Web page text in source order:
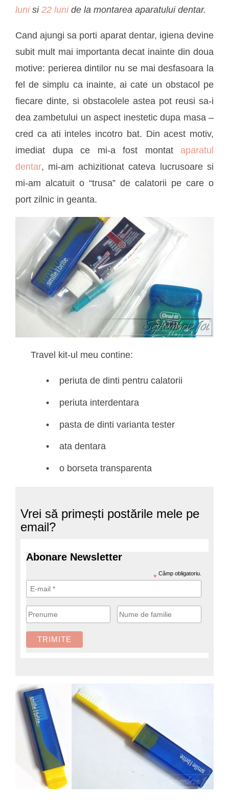
lunisi 22 lunide la montarea aparatului dentar.
Cand ajungi sa porti aparat dentar, igiena devine
subit mult mai importanta decat inainte din doua
motive: perierea dintilor nu se mai desfasoara la
fel de simplu ca inainte, ai cate un obstacol pe
fiecare dinte, si obstacolele astea pot reusi sa-i
dea zambetului un aspect inestetic dupa masa –
cred ca ati inteles incotro bat. Din acest motiv,
imediat dupa ce mi-a fost montat aparatul
dentar, mi-am achizitionat cateva lucrusoare si
mi-am alcatuit o “trusa” de calatorii pe care o
port zilnic in geanta.
Travel kit-ul meu contine:
periuta de dinti pentru calatorii
periuta interdentara
pasta de dinti varianta tester
ata dentara
o borseta transparenta
Vrei să primești postările mele pe
email?
Abonare Newsletter
* Câmp obligatoriu.